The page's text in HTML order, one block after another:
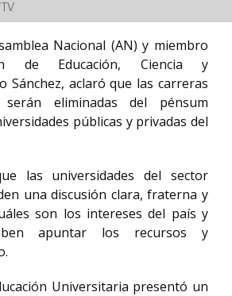
Nacional (AN) y miembro
de Educación, Ciencia y
Sánchez, aclaró que las carreras
eliminadas del pénsum
públicas y privadas del
las universidades del sector
una discusión clara, fraterna y
son los intereses del país y
apuntar los recursos y
Universitaria presentó un